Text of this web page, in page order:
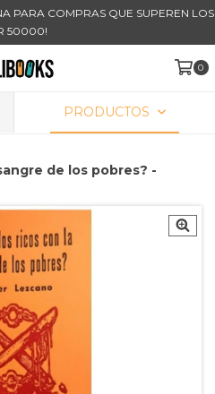
PARA COMPRAS QUE SUPEREN LOS
50000!
0
PRODUCTOS
de los pobres? -